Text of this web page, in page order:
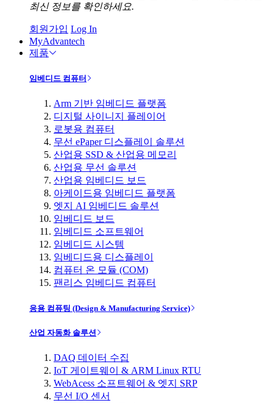
최신 정보를 확인하세요.
회원가입 Log In
MyAdvantech
제품
임베디드 컴퓨터
Arm 기반 임베디드 플랫폼
디지털 사이니지 플레이어
로봇용 컴퓨터
무선 ePaper 디스플레이 솔루션
산업용 SSD & 산업용 메모리
산업용 무선 솔루션
산업용 임베디드 보드
아케이드용 임베디드 플랫폼
엣지 AI 임베디드 솔루션
임베디드 보드
임베디드 소프트웨어
임베디드 시스템
임베디드용 디스플레이
컴퓨터 온 모듈 (COM)
팬리스 임베디드 컴퓨터
응용 컴퓨팅 (Design & Manufacturing Service)
산업 자동화 솔루션
DAQ 데이터 수집
IoT 게이트웨이 & ARM Linux RTU
WebAcess 소프트웨어 & 엣지 SRP
무선 I/O 센서